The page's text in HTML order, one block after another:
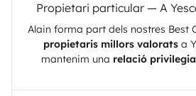
Propietari particular — A
Alain forma part dels nostres Best
propietaris millors valoratsa
mantenim una relació